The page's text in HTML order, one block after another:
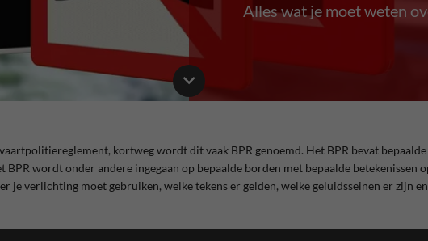
Alles wat je moet weten
kortweg wordt dit vaak BPR genoemd. Het BPR bevat bepaalde
wordt onder andere ingegaan op bepaalde borden met bepaalde betekenissen
je verlichting moet gebruiken, welke tekens er gelden, welke geluidsseinen er zijn